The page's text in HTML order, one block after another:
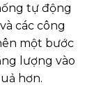
tự động
các công
một bước
lượng vào
hơn.